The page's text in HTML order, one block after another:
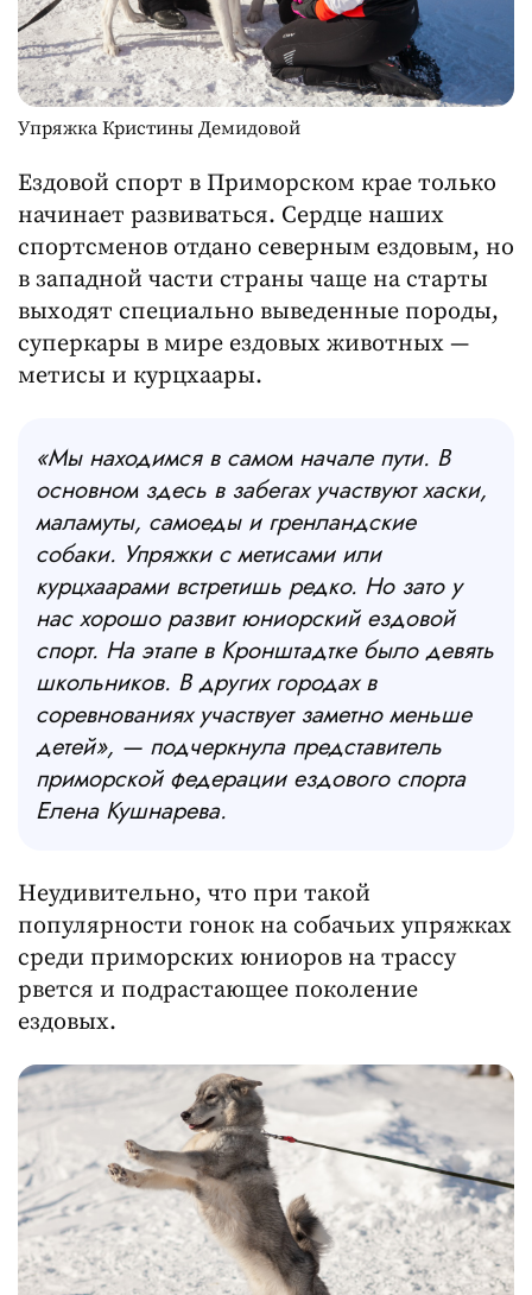
Упряжка Кристины Демидовой
Ездовой спорт в Приморском крае только
начинает развиваться. Сердце наших
спортсменов отдано северным ездовым, но
в западной части страны чаще на старты
выходят специально выведенные породы,
суперкары в мире ездовых животных —
метисы и курцхаары.
«Мы находимся в самом начале пути. В
основном здесь в забегах участвуют хаски,
маламуты, самоеды и гренландские
собаки. Упряжки с метисами или
курцхаарами встретишь редко. Но зато у
нас хорошо развит юниорский ездовой
спорт. На этапе в Кронштадтке было девять
школьников. В других городах в
соревнованиях участвует заметно меньше
детей», — подчеркнула представитель
приморской федерации ездового спорта
Елена Кушнарева.
Неудивительно, что при такой
популярности гонок на собачьих упряжках
среди приморских юниоров на трассу
рвется и подрастающее поколение
ездовых.